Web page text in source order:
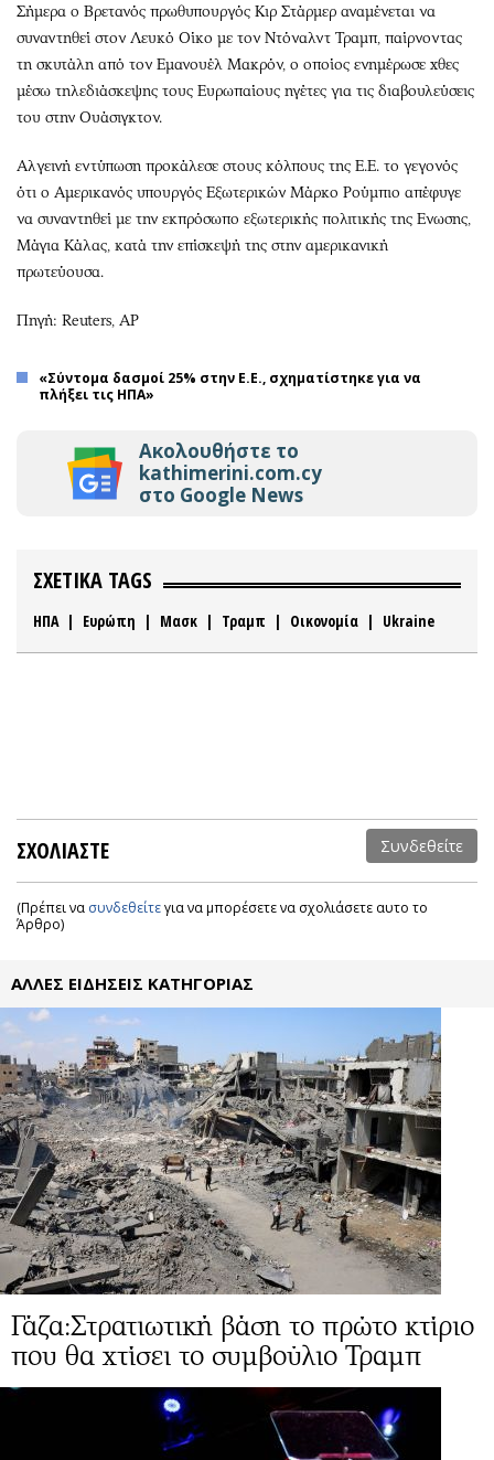
Σήμερα ο Βρετανός πρωθυπουργός Κιρ Στάρμερ αναμένεται να
συναντηθεί στον Λευκό Οίκο με τον Ντόναλντ Τραμπ, παίρνοντας
τη σκυτάλη από τον Εμανουέλ Μακρόν, ο οποίος ενημέρωσε χθες
μέσω τηλεδιάσκεψης τους Ευρωπαίους ηγέτες για τις διαβουλεύσεις
του στην Ουάσιγκτον.
Αλγεινή εντύπωση προκάλεσε στους κόλπους της Ε.Ε. το γεγονός
ότι ο Αμερικανός υπουργός Εξωτερικών Μάρκο Ρούμπιο απέφυγε
να συναντηθεί με την εκπρόσωπο εξωτερικής πολιτικής της Ενωσης,
Μάγια Κάλας, κατά την επίσκεψή της στην αμερικανική
πρωτεύουσα.
Πηγή: Reuters, ΑP
«Σύντομα δασμοί 25% στην Ε.Ε., σχηματίστηκε για να
πλήξει τις ΗΠΑ»
Ακολουθήστε το
kathimerini.com.cy
στο Google News
ΣΧΕΤΙΚΑ TAGS
ΗΠΑ| Ευρώπη | Μασκ | Τραμπ | Οικονομία | Ukraine
ΣΧΟΛΙΑΣΤΕ Συνδεθείτε
(Πρέπει να συνδεθείτεγια να μπορέσετε να σχολιάσετε αυτο το
Άρθρο)
ΑΛΛΕΣ ΕΙΔΗΣΕΙΣ ΚΑΤΗΓΟΡΙΑΣ
Γάζα:Στρατιωτική βάση το πρώτο κτίριο
που θα χτίσει το συμβούλιο Τραμπ